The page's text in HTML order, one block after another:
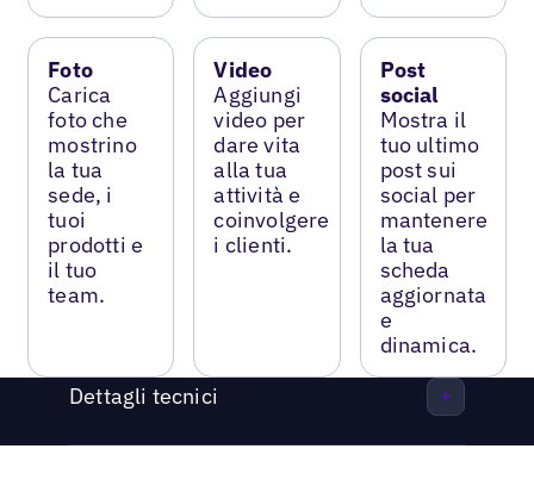
Foto
Carica
foto che
mostrino
la tua
sede, i
tuoi
prodotti e
il tuo
team.
Video
Aggiungi
video per
dare vita
alla tua
attività e
coinvolgere
i clienti.
Post
social
Mostra il
tuo ultimo
post sui
social per
mantenere
la tua
scheda
aggiornata
e
dinamica.
Dettagli tecnici